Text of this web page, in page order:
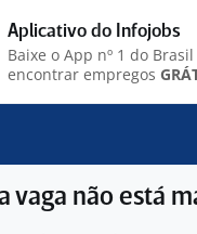
vaga não está
Aplicativo do Infojobs
Baixe o App nº 1 do
encontrar empregos